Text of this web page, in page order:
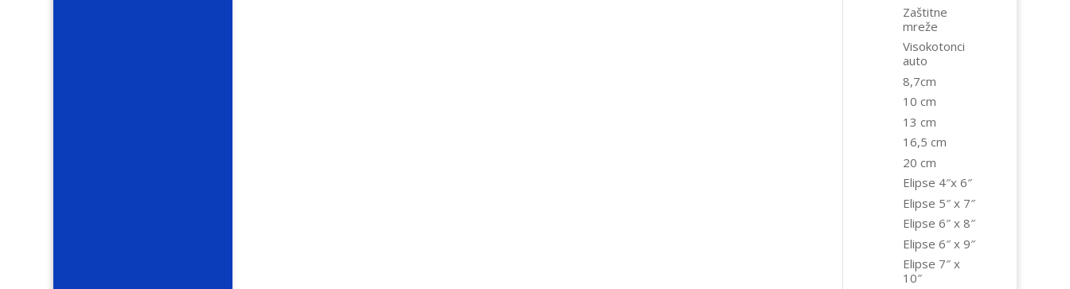
Zaštitne
mreže
Visokotonci
auto
8,7cm
10 cm
13 cm
16,5 cm
20 cm
Elipse 4″x 6″
Elipse 5″ x 7″
Elipse 6″ x 8″
Elipse 6″ x 9″
Elipse 7″ x
10″